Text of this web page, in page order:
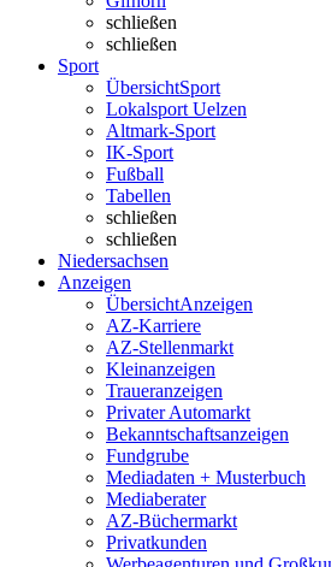
schließen
schließen
Sport
ÜbersichtSport
Lokalsport Uelzen
Altmark-Sport
IK-Sport
Fußball
Tabellen
schließen
schließen
Niedersachsen
Anzeigen
ÜbersichtAnzeigen
AZ-Karriere
AZ-Stellenmarkt
Kleinanzeigen
Traueranzeigen
Privater Automarkt
Bekanntschaftsanzeigen
Fundgrube
Mediadaten + Musterbuch
Mediaberater
AZ-Büchermarkt
Privatkunden